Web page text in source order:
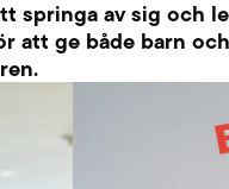
springa av sig och
att ge både barn